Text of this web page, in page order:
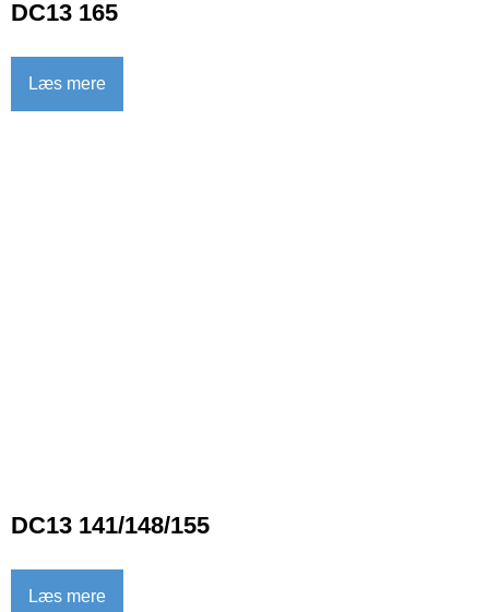
DC13 165
Læs mere
DC13 141/148/155
Læs mere